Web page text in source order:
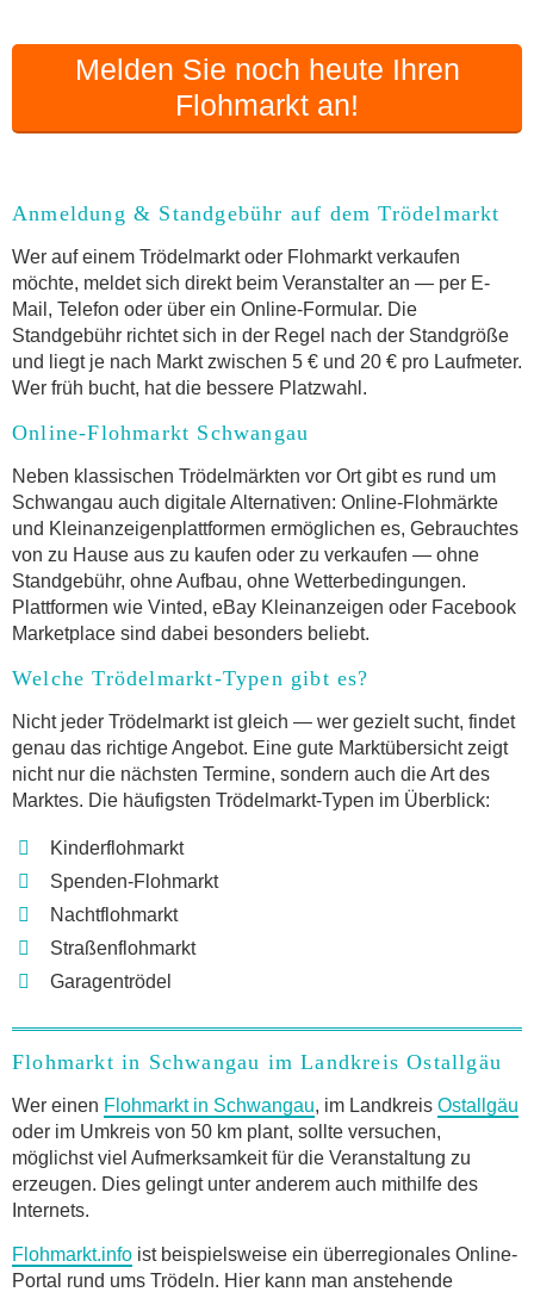
Flohmarkt-Termin melden
Melden Sie noch heute Ihren
Flohmarkt an!
Anmeldung & Standgebühr auf dem Trödelmarkt
Wer auf einem Trödelmarkt oder Flohmarkt verkaufen
möchte, meldet sich direkt beim Veranstalter an — per E-
Mail, Telefon oder über ein Online-Formular. Die
Standgebühr richtet sich in der Regel nach der Standgröße
und liegt je nach Markt zwischen 5 € und 20 € pro Laufmeter.
Wer früh bucht, hat die bessere Platzwahl.
Online-Flohmarkt Schwangau
Neben klassischen Trödelmärkten vor Ort gibt es rund um
Schwangau auch digitale Alternativen: Online-Flohmärkte
und Kleinanzeigenplattformen ermöglichen es, Gebrauchtes
von zu Hause aus zu kaufen oder zu verkaufen — ohne
Standgebühr, ohne Aufbau, ohne Wetterbedingungen.
Plattformen wie Vinted, eBay Kleinanzeigen oder Facebook
Marketplace sind dabei besonders beliebt.
Welche Trödelmarkt-Typen gibt es?
Nicht jeder Trödelmarkt ist gleich — wer gezielt sucht, findet
genau das richtige Angebot. Eine gute Marktübersicht zeigt
nicht nur die nächsten Termine, sondern auch die Art des
Marktes. Die häufigsten Trödelmarkt-Typen im Überblick:
Kinderflohmarkt
Spenden-Flohmarkt
Nachtflohmarkt
Straßenflohmarkt
Garagentrödel
Flohmarkt in Schwangau im Landkreis Ostallgäu
Wer einen Flohmarkt in Schwangau, im Landkreis Ostallgäu
oder im Umkreis von 50 km plant, sollte versuchen,
möglichst viel Aufmerksamkeit für die Veranstaltung zu
erzeugen. Dies gelingt unter anderem auch mithilfe des
Internets.
Flohmarkt.info ist beispielsweise ein überregionales Online-
Portal rund ums Trödeln. Hier kann man anstehende